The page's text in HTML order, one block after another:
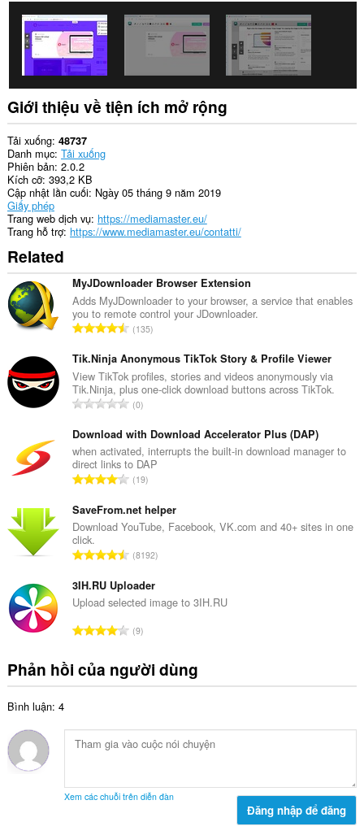
rộng
truy
cập
tab
và
hoạt
động
duyệt
web
của
bạn.
Giới thiệu về tiện ích mở rộng
Tải xuống 48737
Danh mục Tải xuống
Phiên bản 2.0.2
Kích cỡ 393,2 KB
Cập nhật lần cuối Ngày 05 tháng 9 năm 2019
Giấy phép
Trang web dịch vụ https://mediamaster.eu/
Trang hỗ trợ https://www.mediamaster.eu/contatti/
Related
MyJDownloader Browser Extension
Adds MyJDownloader to your browser, a service that enables
you to remote control your JDownloader.
T
n
g
s
ố
ế
p
h
ạ
n
g
135
Tik.Ninja Anonymous TikTok Story & Profile Viewer
View TikTok profiles, stories and videos anonymously via
Tik.Ninja, plus one-click download buttons across TikTok.
T
n
g
s
ố
ế
p
h
ạ
n
g
0
Download with Download Accelerator Plus (DAP)
when activated, interrupts the built-in download manager to
direct links to DAP
T
n
g
ố
ế
p
h
ạ
g
:
19
SaveFrom.net helper
Download YouTube, Facebook, VK.com and 40+ sites in one
click.
T
n
g
ố
ế
p
n
g
8192
3IH.RU Uploader
Upload selected image to 3IH.RU
T
g
x
ế
ạ
9
Phản hồi của người dùng
Bình luận: 4
Xem các chuỗi trên diễn đàn
Đăng nhập để đăng